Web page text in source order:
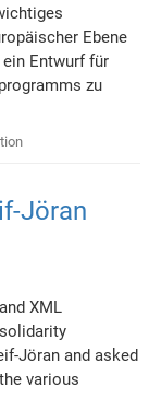
Ebene
Entwurf für
zu
Jöran
XML
Jöran and asked
various